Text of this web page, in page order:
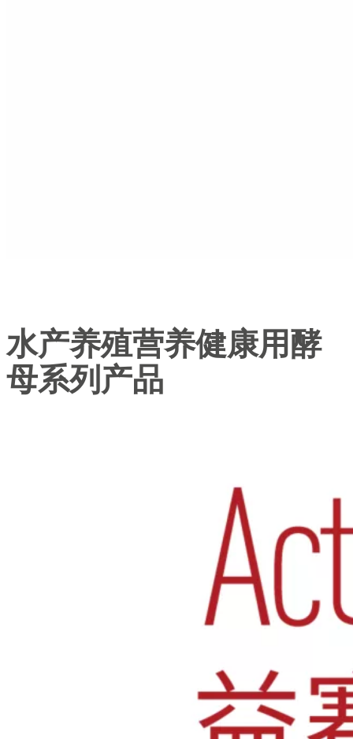
水产养殖营养健康用酵
母系列产品